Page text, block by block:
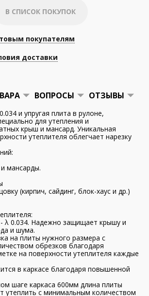
В СПИСОК ПОКУПОК
покупателям
доставки
ВОПРОСЫ ОТЗЫВЫ
и упругая плита в рулоне,
для утепления и
крыш и мансард. Уникальная
утеплителя облегчает нарезку
мансарды.
(кирпич, сайдинг, блок-хаус и др.)
0.034. Надежно защищает крышу и
и шума.
на плиты нужного размера с
обрезков благодаря
на поверхности утеплителя каждые
в каркасе благодаря повышенной
шаге каркаса 600мм длина плиты
утеплить с минимальным количеством